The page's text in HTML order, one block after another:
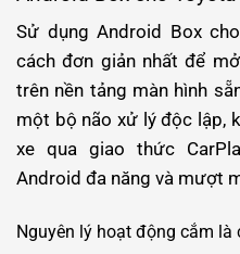
Sử dụng Android Box
cách đơn giản nhất để
trên nền tảng màn hình
một bộ não xử lý độc lập,
xe qua giao thức
Android đa năng và mượt
Nguyên lý hoạt động cắm là